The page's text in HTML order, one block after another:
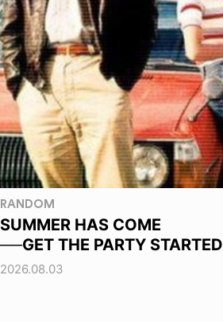
RANDOM
SUMMER HAS COME
──GET THE PARTY STARTED
2026.08.03